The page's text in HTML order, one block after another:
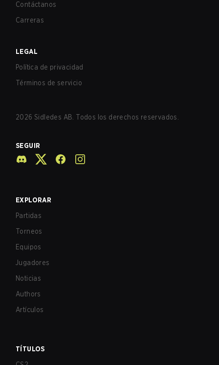
Contáctanos
Carreras
LEGAL
Política de privacidad
Términos de servicio
2026 Sidledes AB. Todos los derechos reservados.
SEGUIR
EXPLORAR
Partidas
Torneos
Equipos
Jugadores
Noticias
Authors
Artículos
TÍTULOS